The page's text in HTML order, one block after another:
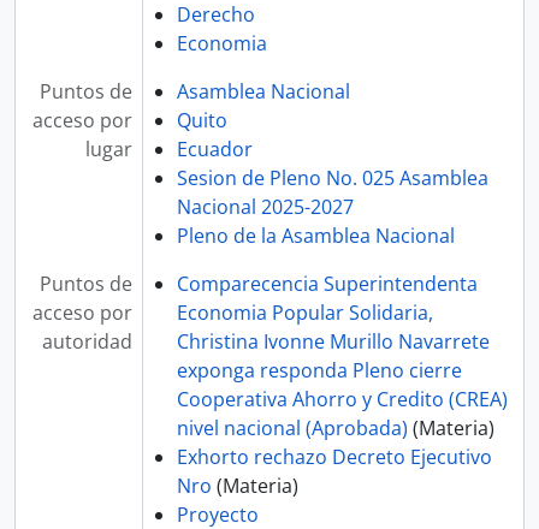
Derecho
Economia
Puntos de
acceso por
lugar
Asamblea Nacional
Quito
Ecuador
Sesion de Pleno No. 025 Asamblea
Nacional 2025-2027
Pleno de la Asamblea Nacional
Puntos de
acceso por
autoridad
Comparecencia Superintendenta
Economia Popular Solidaria,
Christina Ivonne Murillo Navarrete
exponga responda Pleno cierre
Cooperativa Ahorro y Credito (CREA)
nivel nacional (Aprobada) (Materia)
Exhorto rechazo Decreto Ejecutivo
Nro (Materia)
Proyecto